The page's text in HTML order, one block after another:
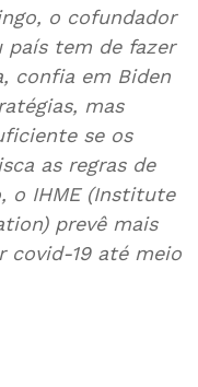
o ​​​​cofundador
país tem de fazer
confia em Biden
mas
se os
as regras de
o IHME (Institute
prevê mais
covid-19 até meio